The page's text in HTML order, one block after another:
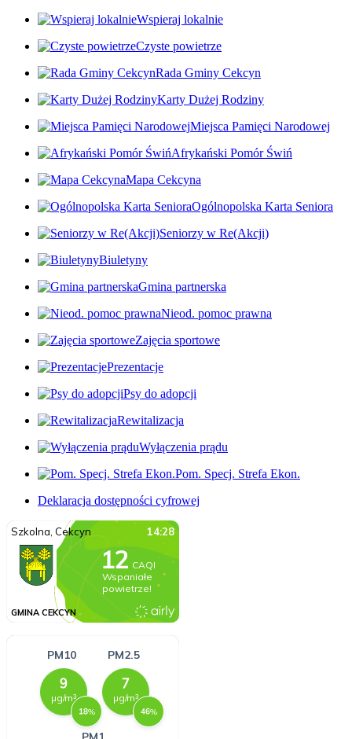
Wspieraj lokalnie
Czyste powietrze
Rada Gminy Cekcyn
Karty Dużej Rodziny
Miejsca Pamięci Narodowej
Afrykański Pomór Świń
Mapa Cekcyna
Ogólnopolska Karta Seniora
Seniorzy w Re(Akcji)
Biuletyny
Gmina partnerska
Nieod. pomoc prawna
Zajęcia sportowe
Prezentacje
Psy do adopcji
Rewitalizacja
Wyłączenia prądu
Pom. Specj. Strefa Ekon.
Deklaracja dostępności cyfrowej